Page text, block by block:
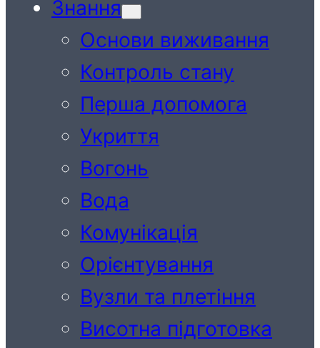
Знання
Основи виживання
Контроль стану
Перша допомога
Укриття
Вогонь
Вода
Комунікація
Орієнтування
Вузли та плетіння
Висотна підготовка